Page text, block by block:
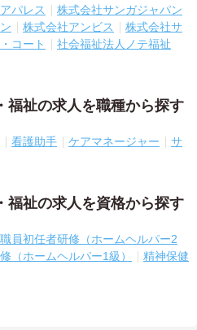
パレス
株式会社サンガジャパン
株式会社アンビス
株式会社サ
コート
社会福祉法人ノテ福祉
福祉の求人を職種から探す
看護助手 ケアマネージャー
サ
福祉の求人を資格から探す
員初任者研修（ホームヘルパー2
（ホームヘルパー1級）
精神保健